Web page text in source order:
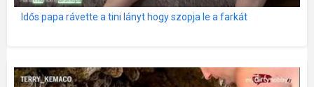
Idős papa rávette a tini lányt hogy szopja le a farkát